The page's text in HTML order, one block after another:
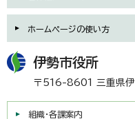
ホームページの使い方
伊勢市役所
〒516-8601 三重県
組織・各課案内